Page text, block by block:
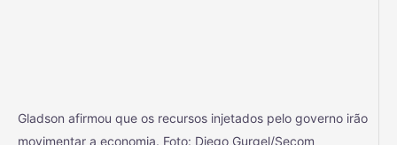
Gladson afirmou que os recursos injetados pelo governo irão
movimentar a economia. Foto: Diego Gurgel/Secom